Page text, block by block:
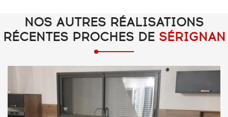
NOS AUTRES RÉALISATIONS
RÉCENTES PROCHES DE SÉRIGNAN